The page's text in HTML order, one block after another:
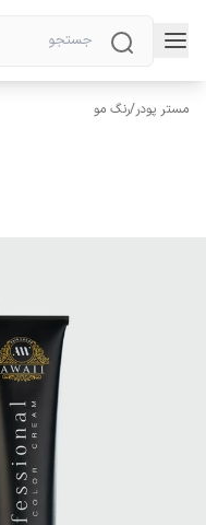
مستر پودر/رنگ مو